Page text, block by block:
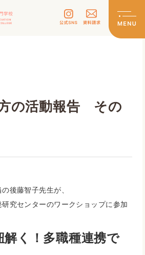
の活動報告 その
後藤智子先生が、
究センターのワークショップに参加
解く！多職種連携で